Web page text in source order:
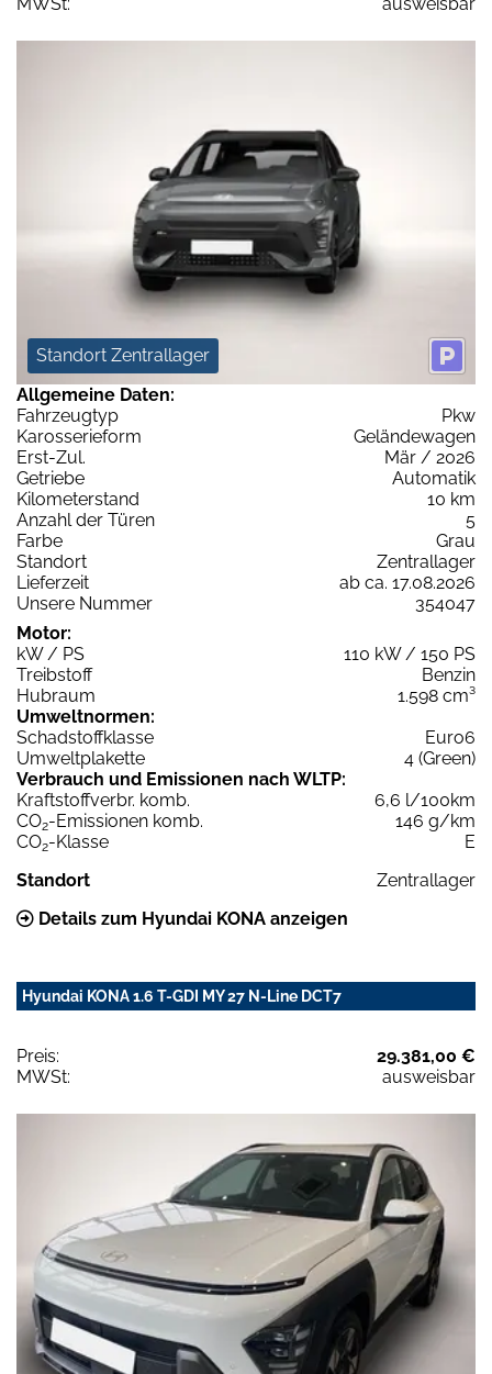
Standort Zentrallager
Allgemeine Daten:
Fahrzeugtyp
Pkw
Karosserieform
Geländewagen
Erst-Zul.
Mär / 2026
Getriebe
Automatik
Kilometerstand
10 km
Anzahl der Türen
5
Farbe
Grau
Standort
Zentrallager
Lieferzeit
ab ca. 17.08.2026
Unsere Nummer
354047
Motor:
kW / PS
110 kW / 150 PS
Treibstoff
Benzin
Hubraum
1.598 cm³
Umweltnormen:
Schadstoffklasse
Euro6
Umweltplakette
4 (Green)
Verbrauch und Emissionen nach WLTP:
Kraftstoffverbr. komb.
6,6 l/100km
CO2-Emissionen komb.
146 g/km
CO2-Klasse
E
Standort
Zentrallager
Details zum Hyundai KONA anzeigen
Hyundai KONA 1.6 T-GDI MY 27 N-Line DCT7
Preis:
29.381,00 €
MWSt:
ausweisbar